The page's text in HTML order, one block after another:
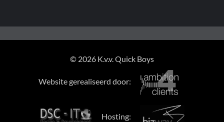
© 2026 K.v.v. Quick Boys
Website gerealiseerd door:
Hosting: